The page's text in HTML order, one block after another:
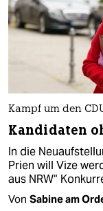
Kampf um den
Kandidaten
In die
Prien will Vize
aus NRW“
Von Sabine am